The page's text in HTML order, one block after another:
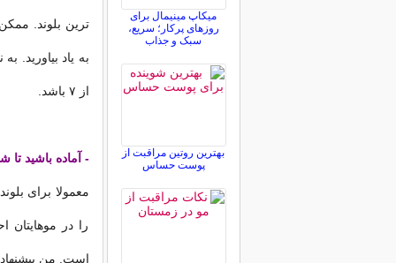
ترین بلوند.
از ۷ باشد.
- آماده باشید تا
معمولا برای
را در
است. من
میکاپ مینیمال برای
روزهای پرکار؛ سریع،
سبک و جذاب
بهترین روتین مراقبت از
پوست حساس